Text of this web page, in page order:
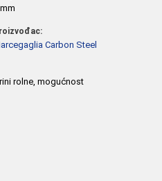
Carbon Steel
rolne, mogućnost